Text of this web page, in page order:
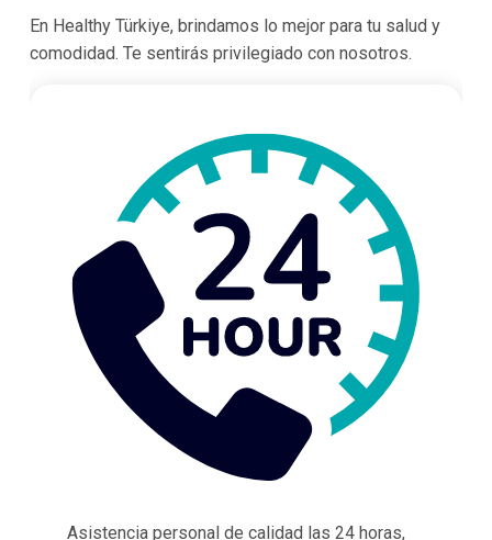
En Healthy Türkiye, brindamos lo mejor para tu salud y
comodidad. Te sentirás privilegiado con nosotros.
Asistencia personal de calidad las 24 horas,